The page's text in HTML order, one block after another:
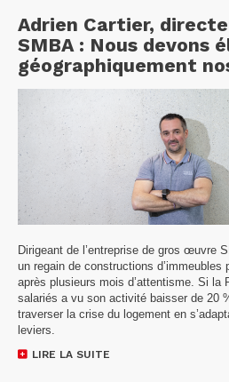
Adrien Cartier,
SMBA : Nous devons
géographiquement
Dirigeant de l’entreprise de gros œuvre
un regain de constructions d’immeubles
après plusieurs mois d’attentisme. Si la
salariés a vu son activité baisser de 20
traverser la crise du logement en
leviers.
LIRE LA SUITE